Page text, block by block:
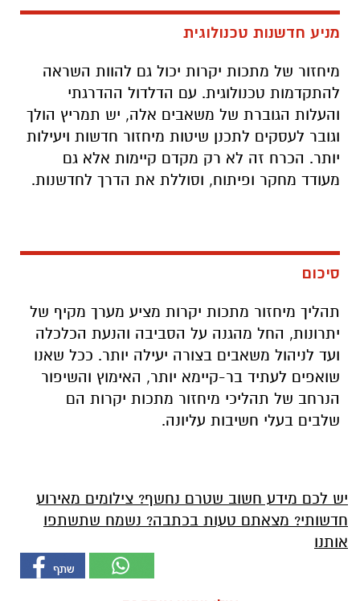
מניע חדשנות טכנולוגית
מיחזור של מתכות יקרות יכול גם להוות השראה
להתקדמות טכנולוגית. עם הדלדול ההדרגתי
והעלות הגוברת של משאבים אלה, יש תמריץ הולך
וגובר לעסקים לתכנן שיטות מיחזור חדשות ויעילות
יותר. הכרח זה לא רק מקדם קיימות אלא גם
מעודד מחקר ופיתוח, וסוללת את הדרך לחדשנות.
סיכום
תהליך מיחזור מתכות יקרות מציע מערך מקיף של
יתרונות, החל מהגנה על הסביבה והנעת הכלכלה
ועד לניהול משאבים בצורה יעילה יותר. ככל שאנו
שואפים לעתיד בר-קיימא יותר, האימוץ והשיפור
הנרחב של תהליכי מיחזור מתכות יקרות הם
שלבים בעלי חשיבות עליונה.
יש לכם מידע חשוב שטרם נחשף? צילומים מאירוע
חדשותי? מצאתם טעות בכתבה? נשמח שתשתפו
אותנו